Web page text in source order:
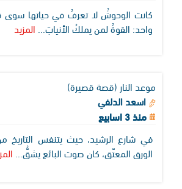
كانت الوحوشُ لا تعرفُ في حياتها سوى
واحد: القوةُ لمن يملكُ الأنيابَ... المزيد
موعد النار (قصة قصيرة)
اسعد الدلفي
منذ 3 اسابيع
في شارع الرشيد، حيث يتنفس التاريخ
الورق المعتّق، كان صوت البائع يشقُّ...